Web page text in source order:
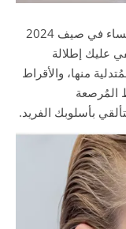
من أبرز صيحات الموضة للنساء في صيف 2024
عليك إطلالة
منها، والأقراط
المُرصعة
بأسلوبك الفريد.